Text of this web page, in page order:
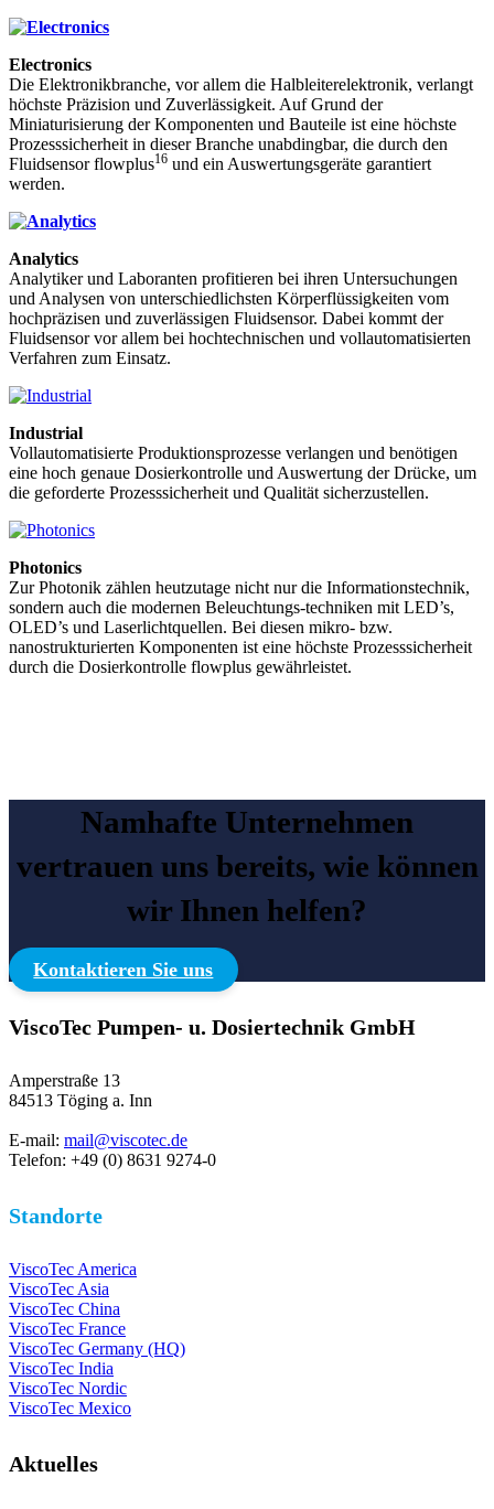
Electronics
Die Elektronikbranche, vor allem die Halbleiterelektronik, verlangt
höchste Präzision und Zuverlässigkeit. Auf Grund der
Miniaturisierung der Komponenten und Bauteile ist eine höchste
Prozesssicherheit in dieser Branche unabdingbar, die durch den
Fluidsensor flowplus16 und ein Auswertungsgeräte garantiert
werden.
Analytics
Analytiker und Laboranten profitieren bei ihren Untersuchungen
und Analysen von unterschiedlichsten Körperflüssigkeiten vom
hochpräzisen und zuverlässigen Fluidsensor. Dabei kommt der
Fluidsensor vor allem bei hochtechnischen und vollautomatisierten
Verfahren zum Einsatz.
Industrial
Vollautomatisierte Produktionsprozesse verlangen und benötigen
eine hoch genaue Dosierkontrolle und Auswertung der Drücke, um
die geforderte Prozesssicherheit und Qualität sicherzustellen.
Photonics
Zur Photonik zählen heutzutage nicht nur die Informationstechnik,
sondern auch die modernen Beleuchtungs-techniken mit LED’s,
OLED’s und Laserlichtquellen. Bei diesen mikro- bzw.
nanostrukturierten Komponenten ist eine höchste Prozesssicherheit
durch die Dosierkontrolle flowplus gewährleistet.
Namhafte Unternehmen
vertrauen uns bereits, wie können
wir Ihnen helfen?
Kontaktieren Sie uns
ViscoTec Pumpen- u. Dosiertechnik GmbH
Amperstraße 13
84513 Töging a. Inn
E-mail: mail@viscotec.de
Telefon: +49 (0) 8631 9274-0
Standorte
ViscoTec America
ViscoTec Asia
ViscoTec China
ViscoTec France
ViscoTec Germany (HQ)
ViscoTec India
ViscoTec Nordic
ViscoTec Mexico
Aktuelles